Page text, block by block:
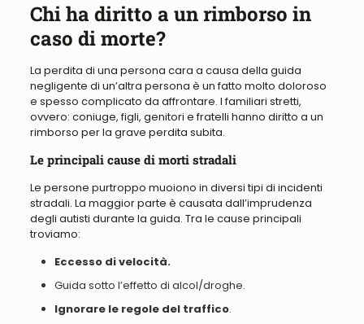
Chi ha diritto a un rimborso in
caso di morte?
La perdita di una persona cara a causa della guida
negligente di un’altra persona è un fatto molto doloroso
e spesso complicato da affrontare. I familiari stretti,
ovvero: coniuge, figli, genitori e fratelli hanno diritto a un
rimborso per la grave perdita subita.
Le principali cause di morti stradali
Le persone purtroppo muoiono in diversi tipi di incidenti
stradali. La maggior parte è causata dall’imprudenza
degli autisti durante la guida. Tra le cause principali
troviamo:
Eccesso di velocità.
Guida sotto l’effetto di alcol/droghe.
Ignorare le regole del traffico.